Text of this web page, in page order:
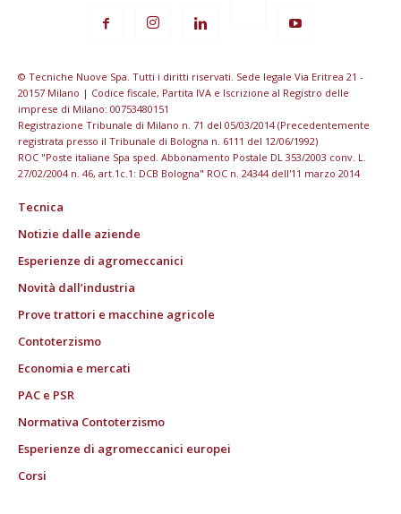
© Tecniche Nuove Spa. Tutti i diritti riservati. Sede legale Via Eritrea 21 -
20157 Milano | Codice fiscale, Partita IVA e Iscrizione al Registro delle
imprese di Milano: 00753480151
Registrazione Tribunale di Milano n. 71 del 05/03/2014 (Precedentemente
registrata presso il Tribunale di Bologna n. 6111 del 12/06/1992)
ROC "Poste italiane Spa sped. Abbonamento Postale DL 353/2003 conv. L.
27/02/2004 n. 46, art.1c.1: DCB Bologna" ROC n. 24344 dell'11 marzo 2014
Tecnica
Notizie dalle aziende
Esperienze di agromeccanici
Novità dall’industria
Prove trattori e macchine agricole
Contoterzismo
Economia e mercati
PAC e PSR
Normativa Contoterzismo
Esperienze di agromeccanici europei
Corsi